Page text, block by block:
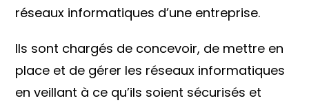
réseaux informatiques d’une entreprise.
Ils sont chargés de concevoir, de mettre en
place et de gérer les réseaux informatiques
en veillant à ce qu’ils soient sécurisés et